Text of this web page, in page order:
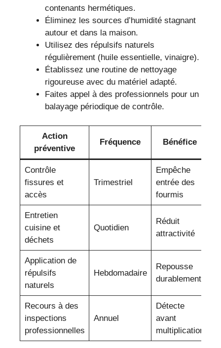
contenants hermétiques.
Éliminez les sources d’humidité stagnant
autour et dans la maison.
Utilisez des répulsifs naturels
régulièrement (huile essentielle, vinaigre).
Établissez une routine de nettoyage
rigoureuse avec du matériel adapté.
Faites appel à des professionnels pour un
balayage périodique de contrôle.
Action
préventive
Fréquence Bénéfice
Contrôle
fissures et
accès
Trimestriel
Empêche
entrée des
fourmis
Entretien
cuisine et
déchets
Quotidien
Réduit
attractivité
Application de
répulsifs
naturels
Hebdomadaire
Repousse
durablement
Recours à des
inspections
professionnelles
Annuel
Détecte
avant
multiplication